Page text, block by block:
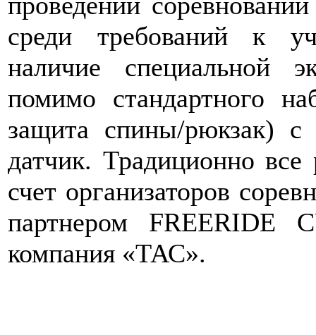
среди требований к
наличие специальной
помимо стандартного
защита спины/рюкзак) с
датчик. Традиционно все
счет организаторов
партнером FREERIDE
компания «ТАС».